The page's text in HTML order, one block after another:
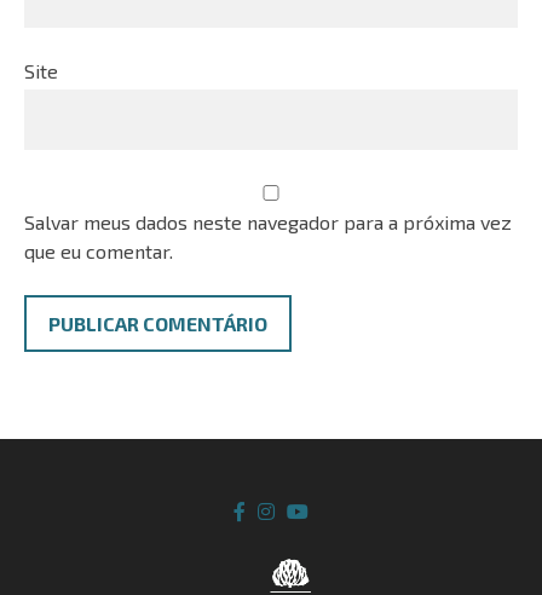
Site
Salvar meus dados neste navegador para a próxima vez
que eu comentar.